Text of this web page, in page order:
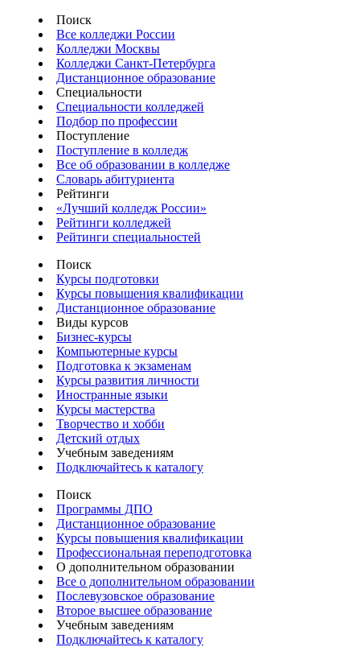
Поиск
Все колледжи России
Колледжи Москвы
Колледжи Санкт-Петербурга
Дистанционное образование
Специальности
Специальности колледжей
Подбор по профессии
Поступление
Поступление в колледж
Все об образовании в колледже
Словарь абитуриента
Рейтинги
«Лучший колледж России»
Рейтинги колледжей
Рейтинги специальностей
Поиск
Курсы подготовки
Курсы повышения квалификации
Дистанционное образование
Виды курсов
Бизнес-курсы
Компьютерные курсы
Подготовка к экзаменам
Курсы развития личности
Иностранные языки
Курсы мастерства
Творчество и хобби
Детский отдых
Учебным заведениям
Подключайтесь к каталогу
Поиск
Программы ДПО
Дистанционное образование
Курсы повышения квалификации
Профессиональная переподготовка
О дополнительном образовании
Все о дополнительном образовании
Послевузовское образование
Второе высшее образование
Учебным заведениям
Подключайтесь к каталогу